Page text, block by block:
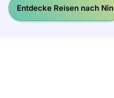
Entdecke Reisen nach Nin